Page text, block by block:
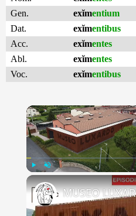
Gen.
exĭmentium
Dat.
exĭmentibus
Acc.
exĭmentes
Abl.
exĭmentes
Voc.
exĭmentibus